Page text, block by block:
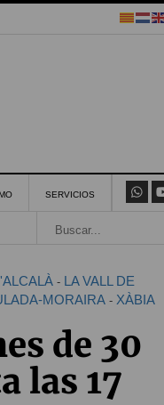
SERVICIOS
- LA VALL DE
MORAIRA - XÀBIA
de 30
las 17